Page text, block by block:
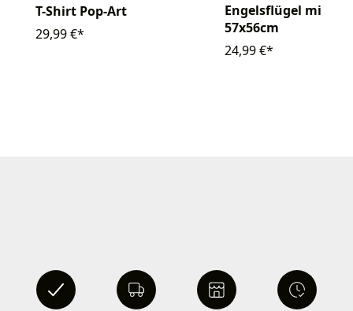
T-Shirt Pop-Art
29,99 €*
Engelsflügel mittel
57x56cm
24,99 €*